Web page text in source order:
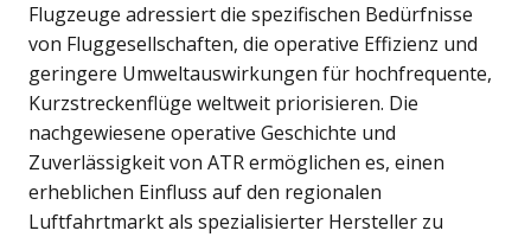
Flugzeuge adressiert die spezifischen Bedürfnisse
von Fluggesellschaften, die operative Effizienz und
geringere Umweltauswirkungen für hochfrequente,
Kurzstreckenflüge weltweit priorisieren. Die
nachgewiesene operative Geschichte und
Zuverlässigkeit von ATR ermöglichen es, einen
erheblichen Einfluss auf den regionalen
Luftfahrtmarkt als spezialisierter Hersteller zu